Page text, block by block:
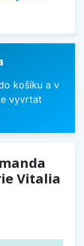
košíku a v
vyvrtat
Vitalia